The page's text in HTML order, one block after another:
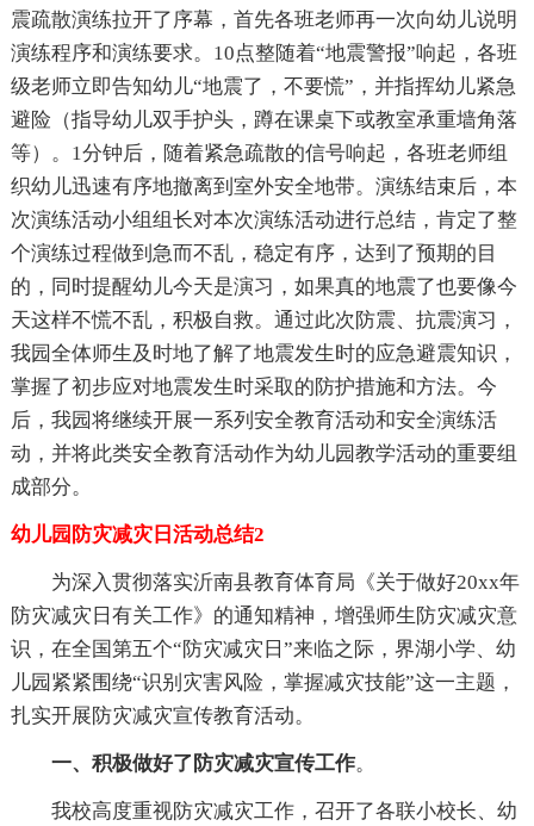
震疏散演练拉开了序幕，首先各班老师再一次向幼儿说明
演练程序和演练要求。10点整随着“地震警报”响起，各班
级老师立即告知幼儿“地震了，不要慌”，并指挥幼儿紧急
避险（指导幼儿双手护头，蹲在课桌下或教室承重墙角落
等）。1分钟后，随着紧急疏散的信号响起，各班老师组
织幼儿迅速有序地撤离到室外安全地带。演练结束后，本
次演练活动小组组长对本次演练活动进行总结，肯定了整
个演练过程做到急而不乱，稳定有序，达到了预期的目
的，同时提醒幼儿今天是演习，如果真的地震了也要像今
天这样不慌不乱，积极自救。通过此次防震、抗震演习，
我园全体师生及时地了解了地震发生时的应急避震知识，
掌握了初步应对地震发生时采取的防护措施和方法。今
后，我园将继续开展一系列安全教育活动和安全演练活
动，并将此类安全教育活动作为幼儿园教学活动的重要组
成部分。
幼儿园防灾减灾日活动总结2
为深入贯彻落实沂南县教育体育局《关于做好20xx年
防灾减灾日有关工作》的通知精神，增强师生防灾减灾意
识，在全国第五个“防灾减灾日”来临之际，界湖小学、幼
儿园紧紧围绕“识别灾害风险，掌握减灾技能”这一主题，
扎实开展防灾减灾宣传教育活动。
一、积极做好了防灾减灾宣传工作。
我校高度重视防灾减灾工作，召开了各联小校长、幼